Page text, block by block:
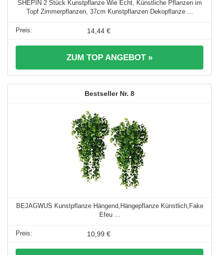
SHEPIN 2 Stück Kunstpflanze Wie Echt, Künstliche Pflanzen im
Topf Zimmerpflanzen, 37cm Kunstpflanzen Dekopflanze ...
14,44 €
ZUM TOP ANGEBOT »
8
BEJAGWUS Kunstpflanze Hängend,Hängepflanze Künstlich,Fake
Efeu ...
10,99 €